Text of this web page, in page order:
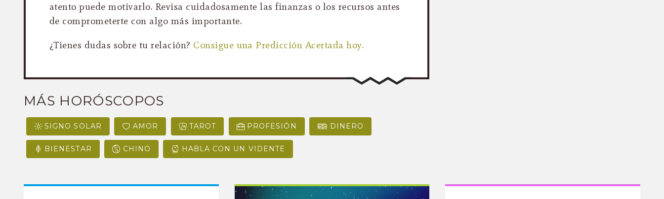
atento puede motivarlo. Revisa cuidadosamente las finanzas o los recursos antes
de comprometerte con algo más importante.
¿Tienes dudas sobre tu relación? Consigue una Predicción Acertada hoy.
MÁS HORÓSCOPOS
SIGNO SOLAR AMOR TAROT PROFESIÓN DINERO
BIENESTAR CHINO HABLA CON UN VIDENTE